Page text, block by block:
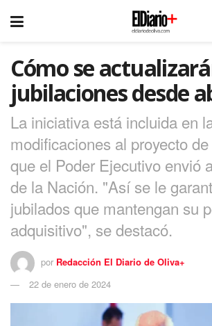
Cómo se
jubilaciones desde
La iniciativa está incluida en
modificaciones al proyecto
que el Poder Ejecutivo envió
de la Nación. "Así se le
jubilados que mantengan su
adquisitivo", se destacó.
por Redacción El Diario de Oliva+
22 de enero de 2024